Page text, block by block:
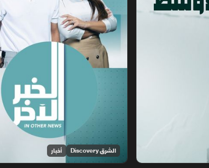
الشرق Discovery أخبار